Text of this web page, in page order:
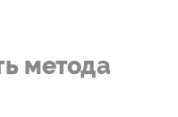
метода